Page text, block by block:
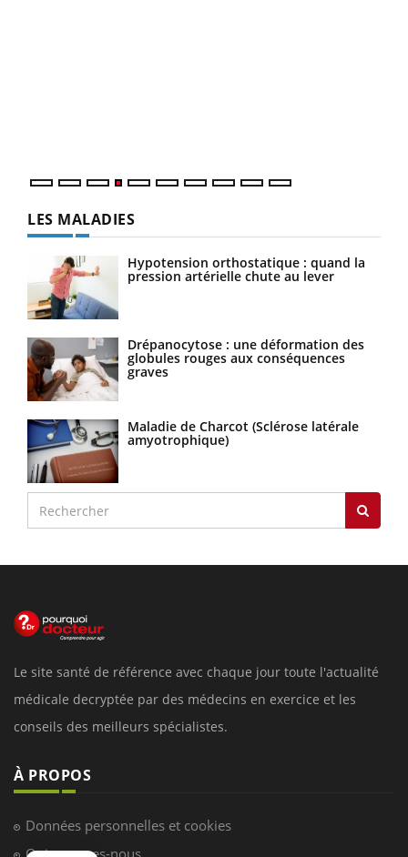
LES MALADIES
Hypotension orthostatique : quand la
pression artérielle chute au lever
Drépanocytose : une déformation des
globules rouges aux conséquences
graves
Maladie de Charcot (Sclérose latérale
amyotrophique)
Le site santé de référence avec chaque jour toute l'actualité
médicale decryptée par des médecins en exercice et les
conseils des meilleurs spécialistes.
À PROPOS
Données personnelles et cookies